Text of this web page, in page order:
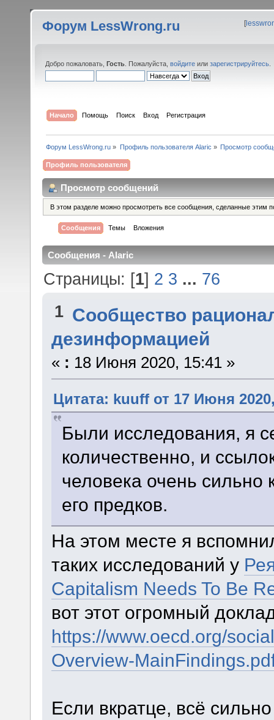
Форум LessWrong.ru [
Добро пожаловать, Гость . Пожалуйста, войдите или зарегистрируйтесь
Начало Помощь Поиск Вход Регистрация
Форум LessWrong.ru » Профиль пользователя Alaric » Просмотр
Профиль пользователя
Просмотр сообщений
В этом разделе можно просмотреть все сообщения, сделанные этим
Сообщения Темы Вложения
Сообщения - Alaric
Страницы: [1] 2 3 ... 76
1 Сообщество
дезинформацией
« : 18 Июня 2020, 15:41 »
Цитата: kuuff от 17 Июня
Были исследования, я
количественно, и
человека очень сильно
его предков.
На этом месте я
таких исследований у
Capitalism Needs To Be
вот этот огромный
https://www.oecd.org/
Overview-
Если вкратце, всё